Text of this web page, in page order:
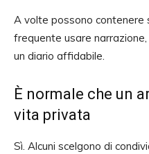
A volte possono contenere
frequente usare
un diario affidabile.
È normale che un
vita privata
Sì. Alcuni scelgono di